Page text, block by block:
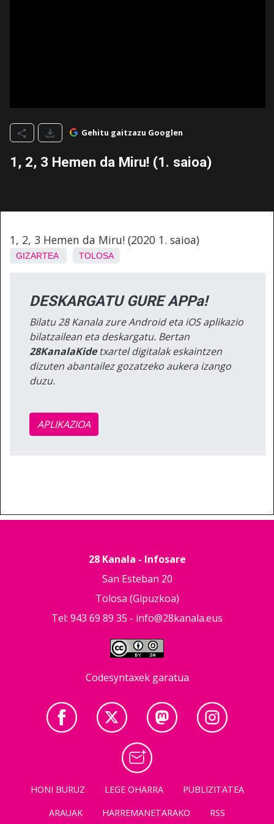
Gehitu gaitzazu Googlen
1, 2, 3 Hemen da Miru! (1. saioa)
1, 2, 3 Hemen da Miru! (2020 1. saioa)
GIZARTEA TOLOSA
DESKARGATU GURE APPa!
Bilatu 28 Kanala zure Android eta iOS aplikazio
bilatzailean eta deskargatu. Bertan
28KanalaKidetxartel digitalak eskaintzen
dizuten abantailez gozatzeko aukera izango
duzu.
APLIKAZIOA
28 Kanala - Infosare
San Esteban 20
Tolosa (Gipuzkoa)
Tel: 943 69 89 35 - info@28kanala.eus
Codesyntaxek garatua
HONI BURUZ LEGE OHARRA
PUBLIZITATEA
ARAUAK
HARREMANETARAKO RSS